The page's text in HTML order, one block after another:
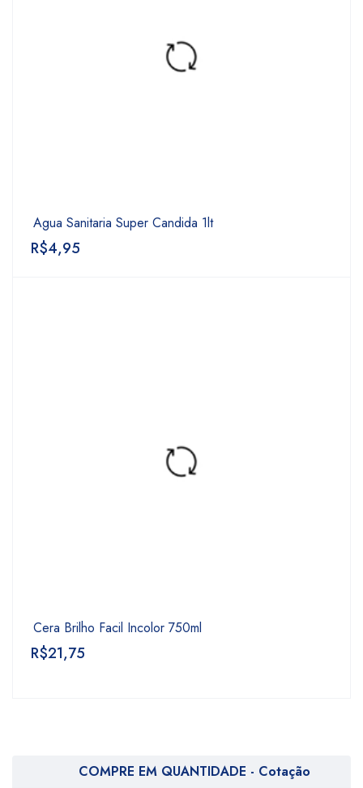
Agua Sanitaria Super Candida 1lt
R$4,95
Cera Brilho Facil Incolor 750ml
R$21,75
COMPRE EM QUANTIDADE - Cotação